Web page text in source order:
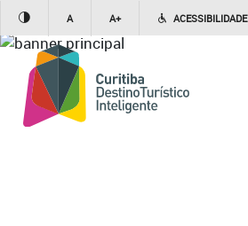
A A+ ACESSIBILIDADE